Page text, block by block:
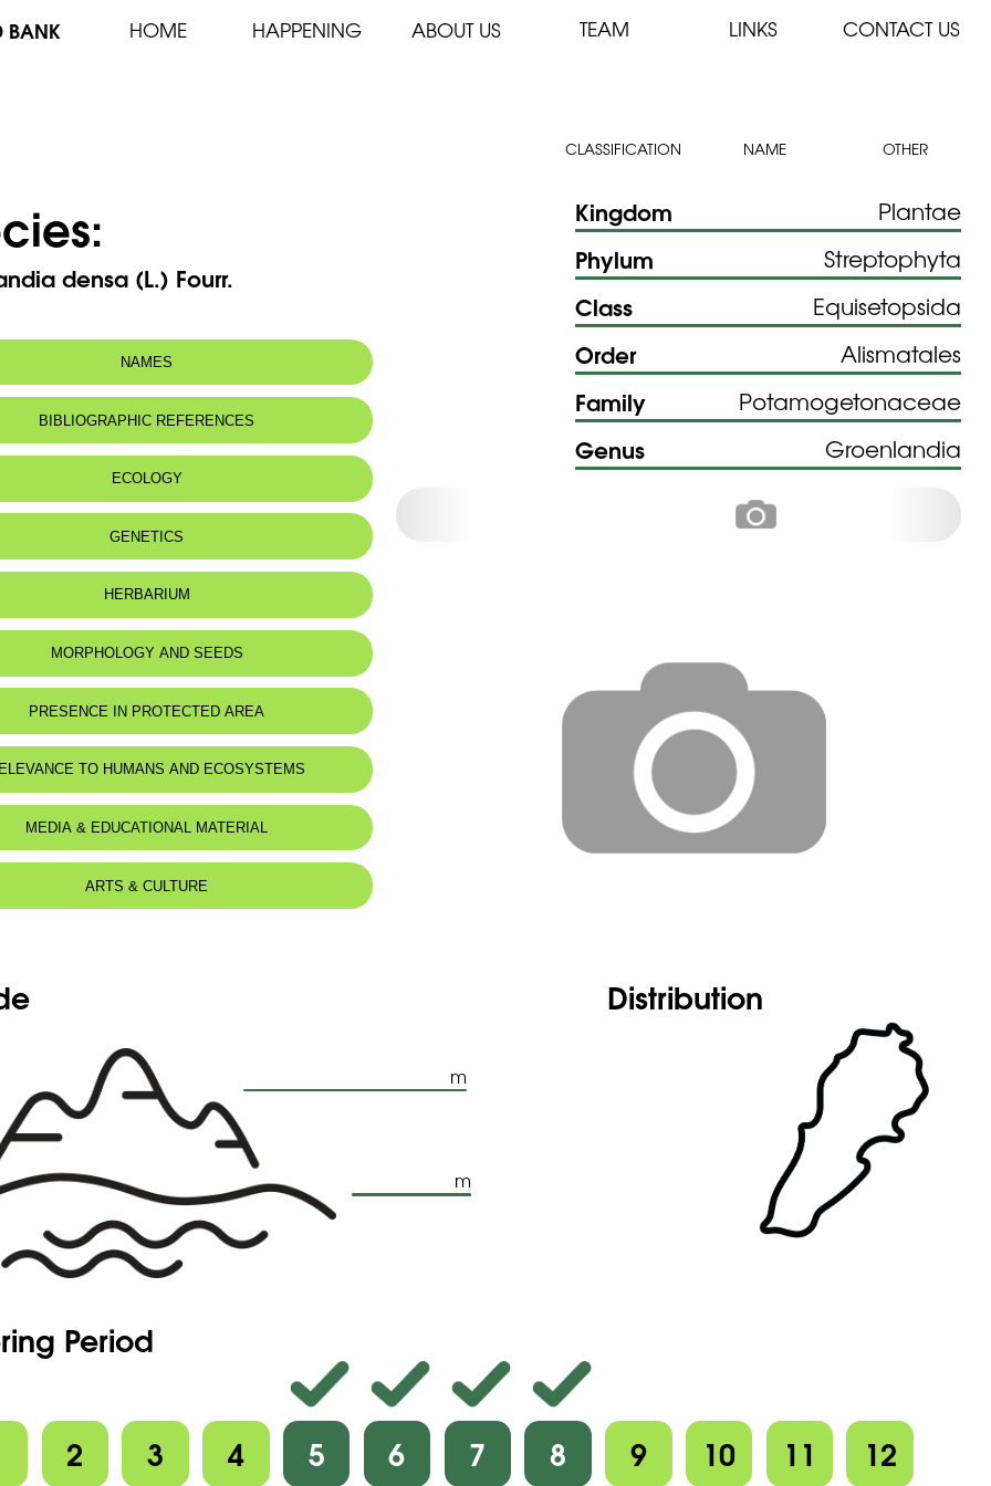
BANK HOME HAPPENING ABOUT US TEAM LINKS CONTACT US
CLASSIFICATION NAME OTHER
densa (L.) Fourr.
NAMES
Potamogeton densus L.
BIBLIOGRAPHIC REFERENCES
ECOLOGY
GENETICS
HERBARIUM
MORPHOLOGY AND SEEDS
peu épais.
rameuse.
brièvement engainantes, denticulées, à nervure
court, réfléchi après l'anthèse.
PRESENCE IN PROTECTED AREA
Nature Reserve
TO HUMANS AND ECOSYSTEMS
MEDIA & EDUCATIONAL MATERIAL
ARTS & CULTURE
Kingdom Plantae
Phylum Streptophyta
Class Equisetopsida
Order Alismatales
Family Potamogetonaceae
Genus Groenlandia
m
m
Distribution
Period
2 3 4 5 6 7 8 9 10 11 12